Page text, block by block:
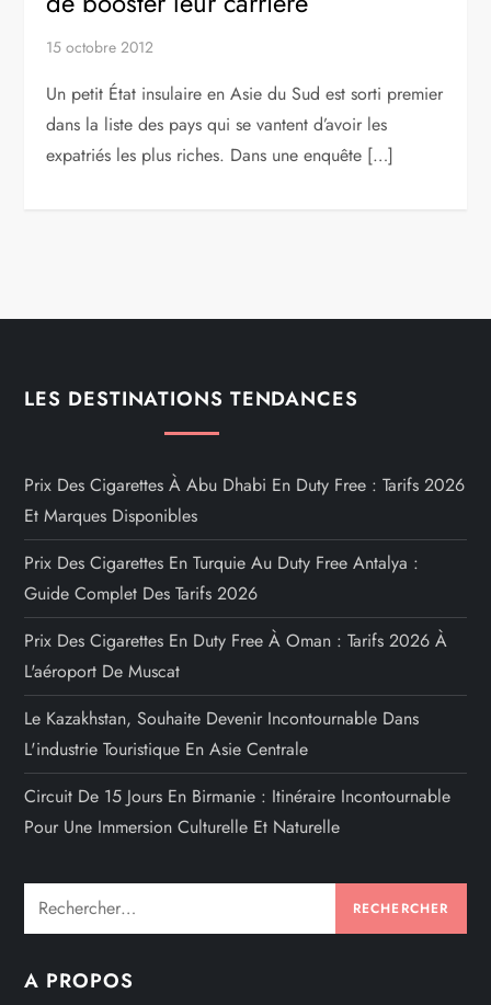
15 octobre 2012
Un petit État insulaire en Asie du Sud est sorti premier
dans la liste des pays qui se vantent d’avoir les
expatriés les plus riches. Dans une enquête […]
LES DESTINATIONS TENDANCES
Prix Des Cigarettes À Abu Dhabi En Duty Free : Tarifs 2026
Et Marques Disponibles
Prix Des Cigarettes En Turquie Au Duty Free Antalya :
Guide Complet Des Tarifs 2026
Prix Des Cigarettes En Duty Free À Oman : Tarifs 2026 À
L'aéroport De Muscat
Le Kazakhstan, Souhaite Devenir Incontournable Dans
L'industrie Touristique En Asie Centrale
Circuit De 15 Jours En Birmanie : Itinéraire Incontournable
Pour Une Immersion Culturelle Et Naturelle
Rechercher :
A PROPOS